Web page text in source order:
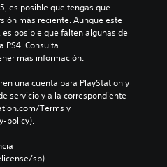
es posible que tengas que
más reciente. Aunque este
posible que falten algunas de
PS4. Consulta
más información.
una cuenta para PlayStation y
servicio y a la correspondiente
Terms y
policy).
sp).